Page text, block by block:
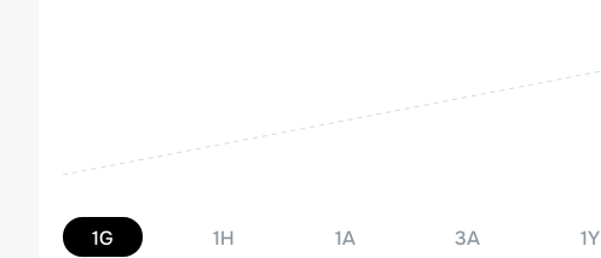
1G 1H 1A 3A 1Y